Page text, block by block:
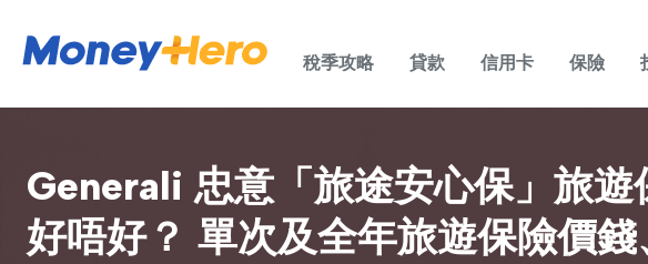
稅季攻略 貸款 信用卡 保險
Generali 忠意「旅途安心保」旅
好唔好？ 單次及全年旅遊保險價